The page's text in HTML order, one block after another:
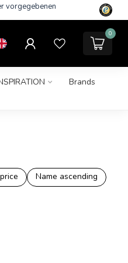
vorgegebenen
0
Brands
Name ascending